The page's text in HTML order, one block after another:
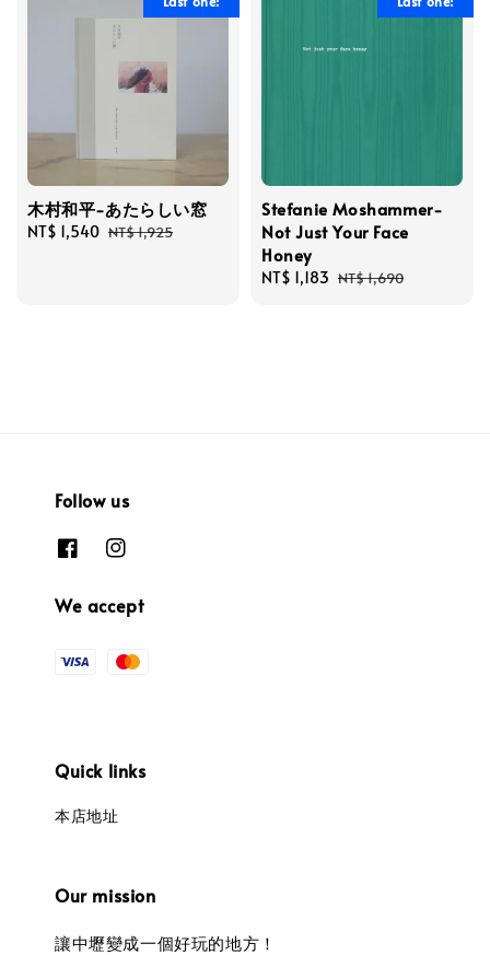
木村和平-あたらしい窓
Sale
NT$ 1,540 Regular
NT$ 1,925
Stefanie Moshammer-
Not Just Your Face
Honey
Sale
NT$ 1,183 Regular
NT$ 1,690
Follow us
We accept
Quick links
本店地址
Our mission
讓中壢變成一個好玩的地方！